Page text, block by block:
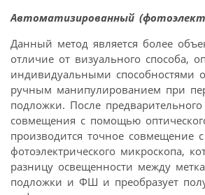
Автоматизированный
Данный метод является более
отличие от визуального способа,
индивидуальными способностями
ручным манипулированием при
подложки. После предварительного
совмещения с помощью
производится точное совмещение
фотоэлектрического микроскопа,
разницу освещенности между
подложки и ФШ и преобразует